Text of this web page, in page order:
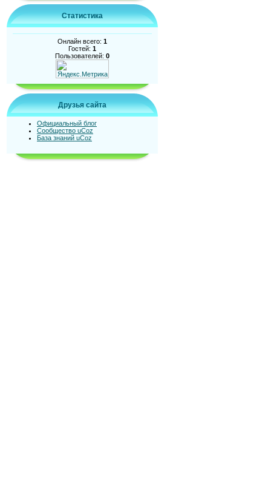
Статистика
Онлайн всего: 1
Гостей: 1
Пользователей: 0
Друзья сайта
Официальный блог
Сообщество uCoz
База знаний uCoz